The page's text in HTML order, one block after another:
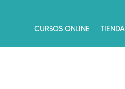
CURSOS ONLINE TIENDA